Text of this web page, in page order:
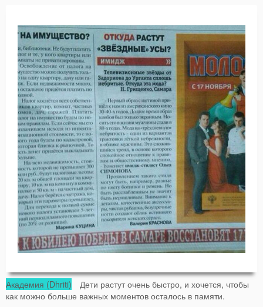
Академия (Dhriti) Дети растут очень быстро, и хочется, чтобы
как можно больше важных моментов осталось в памяти.